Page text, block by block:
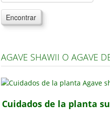
Encontrar
AGAVE SHAWII O AGAVE
Cuidados de la planta